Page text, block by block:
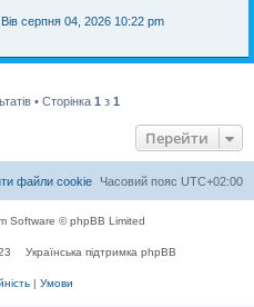
Вів серпня 04, 2026 10:22 pm
• Сторінка 1 з 1
Перейти
Часовий пояс UTC+02:00
файли cookie
Software © phpBB Limited
Українська підтримка phpBB
| Умови